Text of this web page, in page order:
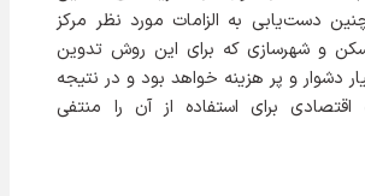
دست‌یابی به الزامات مورد نظر مرکز
و شهرسازی که برای این روش تدوین
دشوار و پر هزینه خواهد بود و در نتیجه
برای استفاده از آن را منتفی